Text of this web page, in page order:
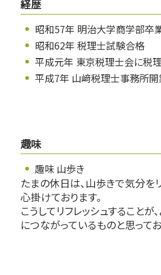
経歴
昭和57年 明治大学商学部卒
昭和62年 税理士試験合格
平成元年 東京税理士会に税
平成7年 山﨑税理士事務所
趣味
趣味 山歩き
たまの休日は、山歩きで気分を
心掛けております。
こうしてリフレッシュすること
につながっているものと思ってお